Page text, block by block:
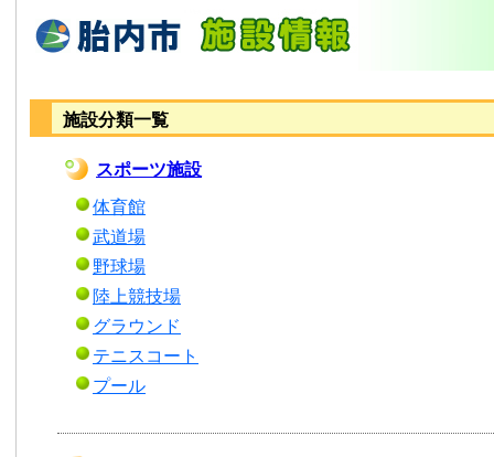
施設分類一覧
スポーツ施設
体育館
武道場
野球場
陸上競技場
グラウンド
テニスコート
プール